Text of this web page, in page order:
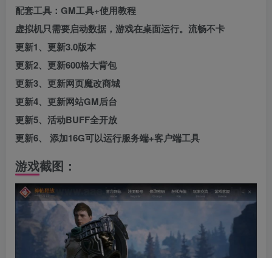
配套工具：GM工具+使用教程
虚拟机只需要启动数据，游戏在桌面运行。流畅不卡
更新1、更新3.0版本
更新2、更新600格大背包
更新3、更新网页魔改商城
更新4、更新网站GM后台
更新5、活动BUFF全开放
更新6、 添加16G可以运行服务端+客户端工具
游戏截图：